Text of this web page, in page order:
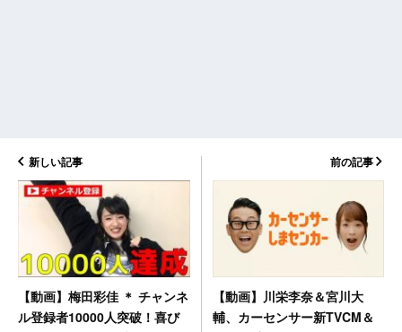
新しい記事
【動画】梅田彩佳 ＊ チャンネ
ル登録者10000人突破！喜び
前の記事
【動画】川栄李奈＆宮川大
輔、カーセンサー新TVCM＆